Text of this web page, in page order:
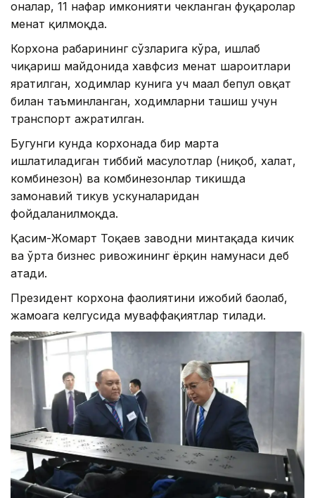
оналар, 11 нафар имконияти чекланган фуқаролар
меҳнат қилмоқда.
Корхона раҳбарининг сўзларига кўра, ишлаб
чиқариш майдонида хавфсиз меҳнат шароитлари
яратилган, ходимлар кунига уч маҳал бепул овқат
билан таъминланган, ходимларни ташиш учун
транспорт ажратилган.
Бугунги кунда корхонада бир марта
ишлатиладиган тиббий маҳсулотлар (ниқоб, халат,
комбинезон) ва комбинезонлар тикишда
замонавий тикув ускуналаридан
фойдаланилмоқда.
Қасим-Жомарт Тоқаев заводни минтақада кичик
ва ўрта бизнес ривожининг ёрқин намунаси деб
атади.
Президент корхона фаолиятини ижобий баҳолаб,
жамоага келгусида муваффақиятлар тилади.